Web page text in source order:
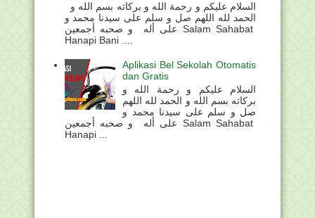
الحمد لله اللهم صل و سلم على سيدنا محمد و
على أله و صحبه أجمعين Salam Sahabat
Hanapi Bani ....
Aplikasi Bel Sekolah Otomatis
dan Gratis
السلام عليكم و رحمة الله و
بركاته بسم الله و الحمد لله اللهم
صل و سلم على سيدنا محمد و
على أله و صحبه أجمعين Salam Sahabat
Hanapi ...